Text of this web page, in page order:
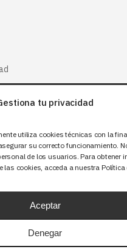
tu privacidad
utiliza cookies técnicas con la
su correcto funcionamiento.
de los usuarios. Para obtener
las cookies, acceda a nuestra Política
Aceptar
Denegar